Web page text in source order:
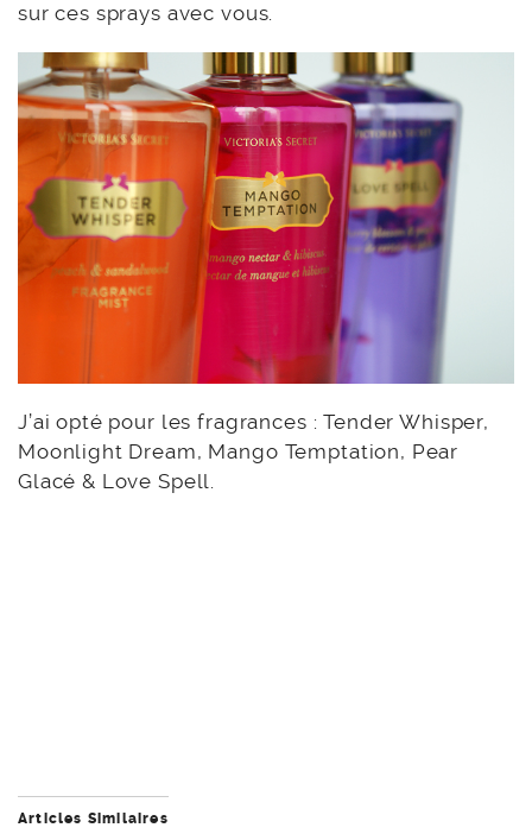
sur ces sprays avec vous.
J’ai opté pour les fragrances : Tender Whisper,
Moonlight Dream, Mango Temptation, Pear
Glacé & Love Spell.
Articles Similaires